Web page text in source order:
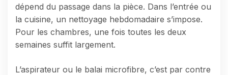
dépend du passage dans la pièce. Dans l’entrée ou
la cuisine, un nettoyage hebdomadaire s’impose.
Pour les chambres, une fois toutes les deux
semaines suffit largement.
L’aspirateur ou le balai microfibre, c’est par contre